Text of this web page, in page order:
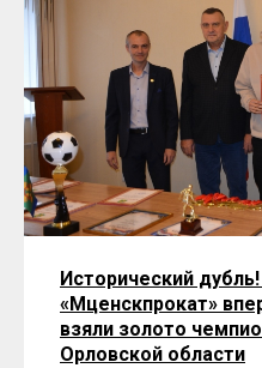
Исторический
«Мценскпрокат»
взяли золото
Орловской области